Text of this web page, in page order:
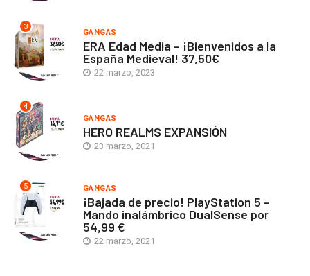
3
GANGAS
ERA Edad Media – ¡Bienvenidos a la
España Medieval! 37,50€
22 marzo, 2023
4
GANGAS
HERO REALMS EXPANSIÓN
23 marzo, 2021
5 GANGAS
¡Bajada de precio! PlayStation 5 –
Mando inalámbrico DualSense por
54,99 €
22 marzo, 2021